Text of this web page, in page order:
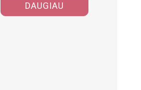
DAUGIAU